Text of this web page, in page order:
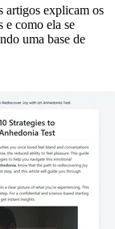
artigos explicam os
e como ela se
uma base de